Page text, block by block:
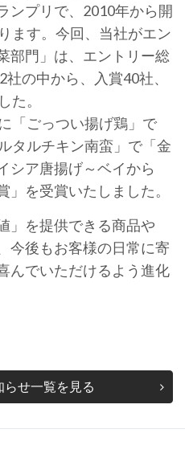
ンプリで、2010年から開
ます。今回、当社がエン
部門」は、エントリー総
の中から、入賞40社、
た。
「ごっつい揚げ鶏」で
タルチキン南蛮」で「金
シア唐揚げ～ベイから
」を受賞いたしました。
」を提供できる商品や
今後もお客様の日常に寄
んでいただけるよう進化
らせ一覧を見る